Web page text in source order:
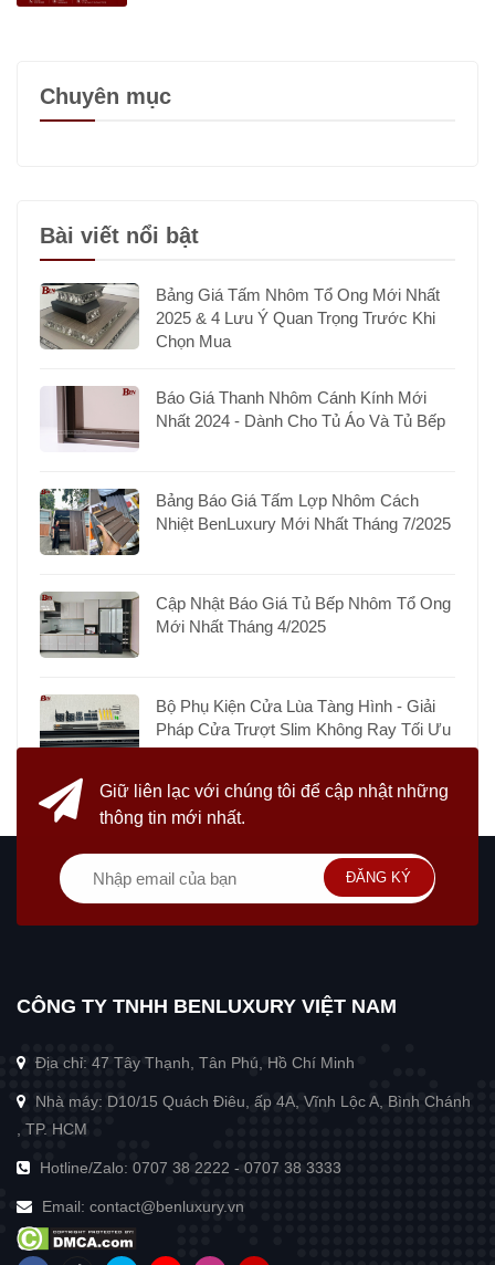
Chuyên mục
Bài viết nổi bật
Bảng Giá Tấm Nhôm Tổ Ong Mới Nhất
2025 & 4 Lưu Ý Quan Trọng Trước Khi
Chọn Mua
Báo Giá Thanh Nhôm Cánh Kính Mới
Nhất 2024 - Dành Cho Tủ Áo Và Tủ Bếp
Bảng Báo Giá Tấm Lợp Nhôm Cách
Nhiệt BenLuxury Mới Nhất Tháng 7/2025
Cập Nhật Báo Giá Tủ Bếp Nhôm Tổ Ong
Mới Nhất Tháng 4/2025
Bộ Phụ Kiện Cửa Lùa Tàng Hình - Giải
Pháp Cửa Trượt Slim Không Ray Tối Ưu
Giữ liên lạc với chúng tôi để cập nhật những
thông tin mới nhất.
ĐĂNG KÝ
CÔNG TY TNHH BENLUXURY VIỆT NAM
Địa chỉ: 47 Tây Thạnh, Tân Phú, Hồ Chí Minh
Nhà máy: D10/15 Quách Điêu, ấp 4A, Vĩnh Lộc A, Bình Chánh
, TP. HCM
Hotline/Zalo: 0707 38 2222 - 0707 38 3333
Email: contact@benluxury.vn